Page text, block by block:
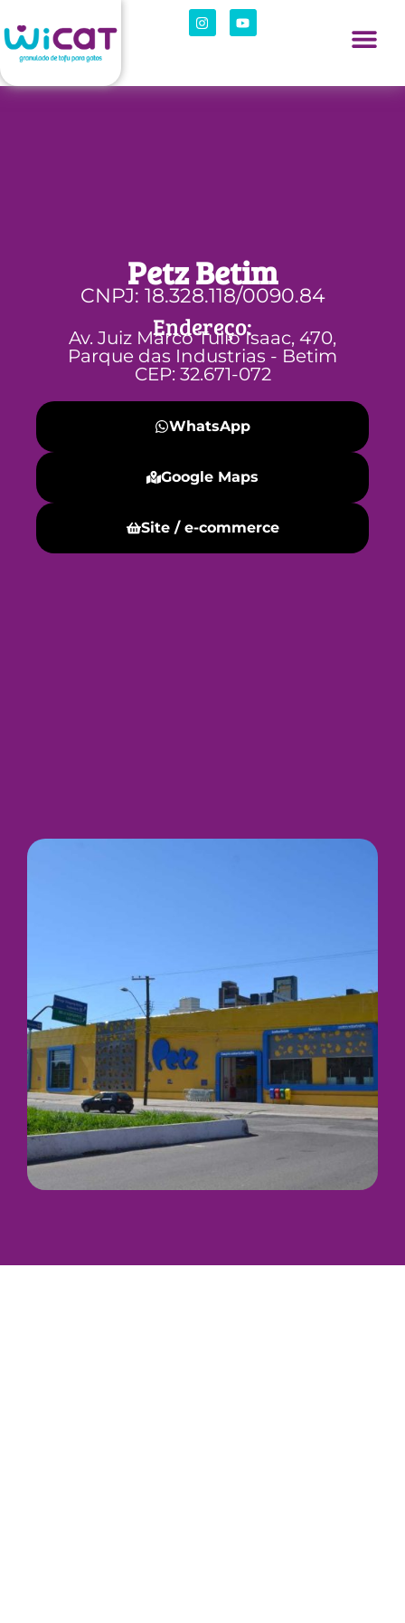
Petz Betim
CNPJ: 18.328.118/0090.84
Endereço:
Av. Juiz Marco Tulio Isaac, 470,
Parque das Industrias - Betim
CEP: 32.671-072
WhatsApp
Google Maps
Site / e-commerce